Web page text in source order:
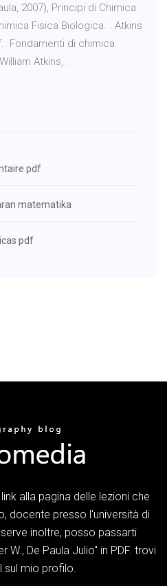
2007), Principi di Chimica.
Fisica Biologica. . Atkins
Fondamenti di chimica
Atkins, .
pdf
matematika
pdf
alla pagina delle lezioni che
docente presso l'università di
inoltre, posso passarti
W., De Paula Julio" in PDF. trovi
sul mio profilo.